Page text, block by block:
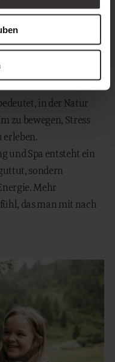
und neue Balance zu
in der Natur
zu bewegen, Stress
erleben.
und Spa entsteht ein
sondern
Mehr
das man mit nach